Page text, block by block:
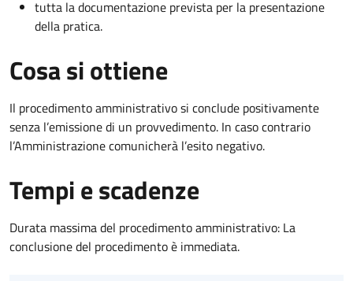
tutta la documentazione prevista per la presentazione
della pratica.
Cosa si ottiene
Il procedimento amministrativo si conclude positivamente
senza l’emissione di un provvedimento. In caso contrario
l’Amministrazione comunicherà l’esito negativo.
Tempi e scadenze
Durata massima del procedimento amministrativo: La
conclusione del procedimento è immediata.